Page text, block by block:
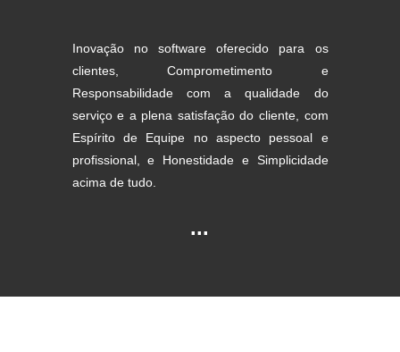
Inovação no software oferecido para os
clientes, Comprometimento e
Responsabilidade com a qualidade do
serviço e a plena satisfação do cliente, com
Espírito de Equipe no aspecto pessoal e
profissional, e Honestidade e Simplicidade
acima de tudo.
...